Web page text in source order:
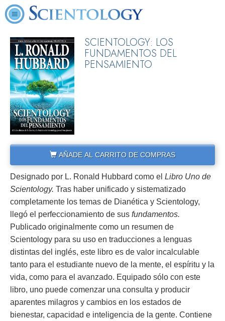
SCIENTOLOGY: LOS
FUNDAMENTOS DEL
PENSAMIENTO
AÑADE AL CARRITO DE COMPRAS
Designado por L. Ronald Hubbard como el Libro Uno de
Scientology. Tras haber unificado y sistematizado
completamente los temas de Dianética y Scientology,
llegó el perfeccionamiento de sus fundamentos.
Publicado originalmente como un resumen de
Scientology para su uso en traducciones a lenguas
distintas del inglés, este libro es de valor incalculable
tanto para el estudiante nuevo de la mente, el espíritu y la
vida, como para el avanzado. Equipado sólo con este
libro, uno puede comenzar una consulta y producir
aparentes milagros y cambios en los estados de
bienestar, capacidad e inteligencia de la gente. Contiene